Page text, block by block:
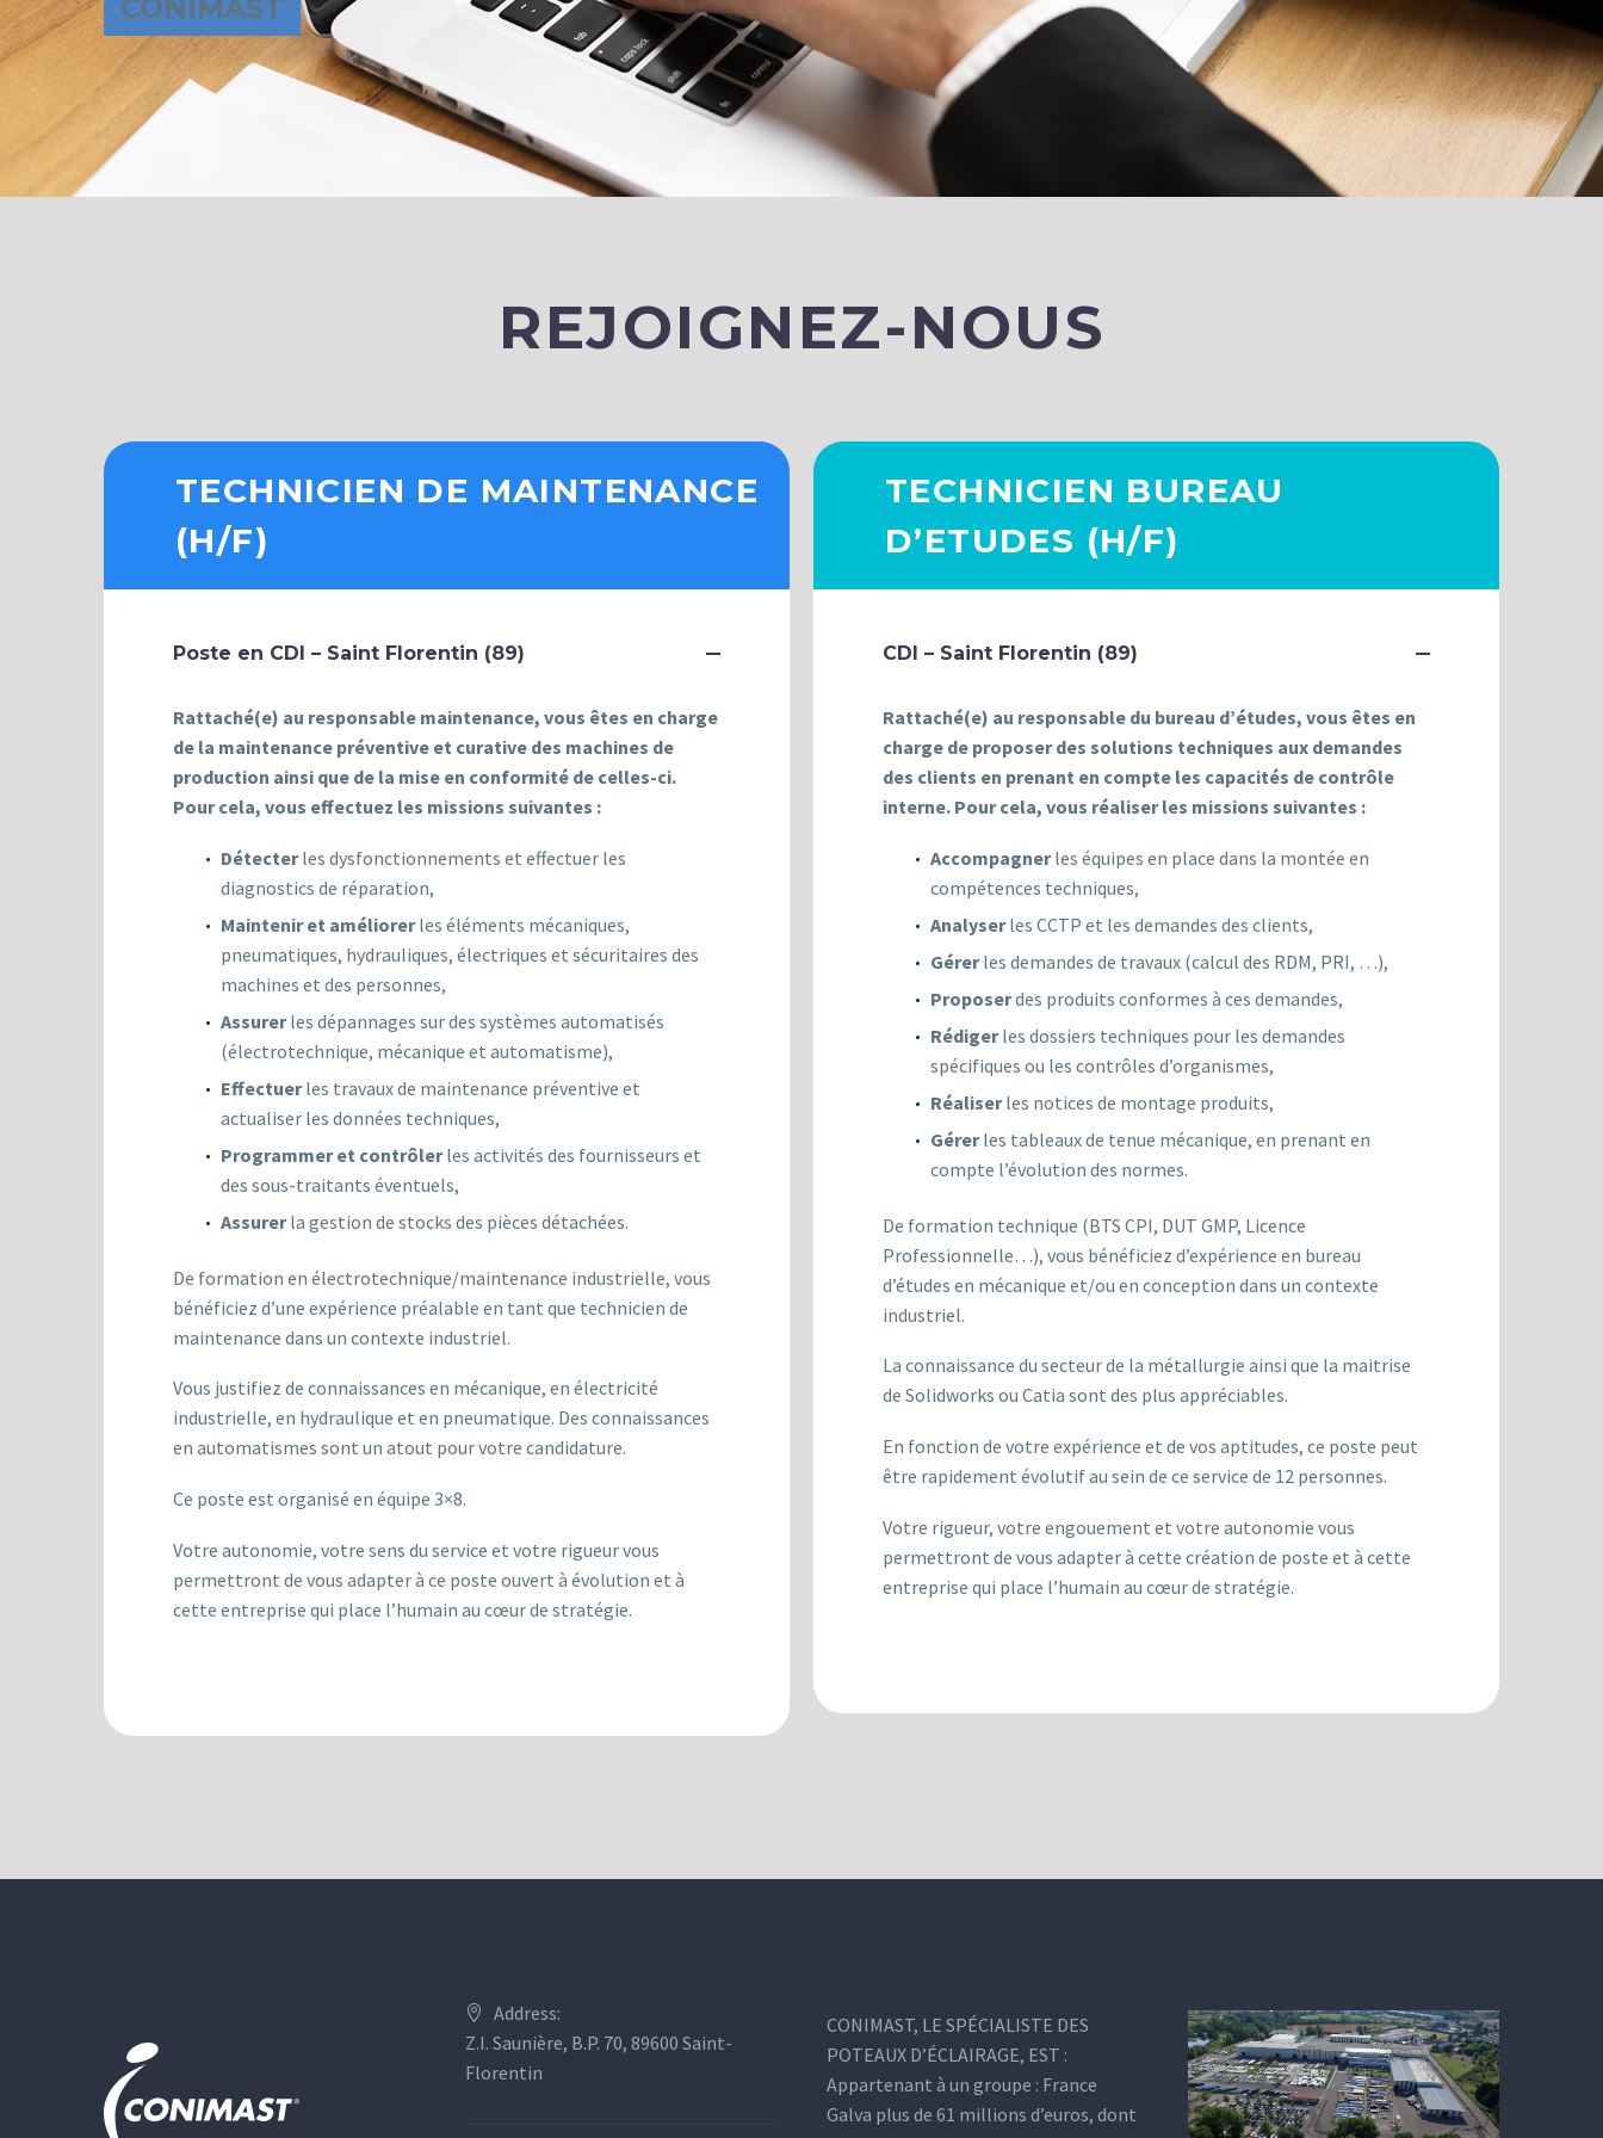
CONIMAST
REJOIGNEZ-NOUS
TECHNICIEN DE MAINTENANCE
(H/F)
Poste en CDI – Saint Florentin (89)
Rattaché(e) au responsable maintenance, vous êtes en charge
de la maintenance préventive et curative des machines de
production ainsi que de la mise en conformité de celles-ci.
Pour cela, vous effectuez les missions suivantes :
Détecterles dysfonctionnements et effectuer les
diagnostics de réparation,
Maintenir et améliorerles éléments mécaniques,
pneumatiques, hydrauliques, électriques et sécuritaires des
machines et des personnes,
Assurerles dépannages sur des systèmes automatisés
(électrotechnique, mécanique et automatisme),
Effectuerles travaux de maintenance préventive et
actualiser les données techniques,
Programmer et contrôlerles activités des fournisseurs et
des sous-traitants éventuels,
Assurerla gestion de stocks des pièces détachées.
De formation en électrotechnique/maintenance industrielle, vous
bénéficiez d’une expérience préalable en tant que technicien de
maintenance dans un contexte industriel.
Vous justifiez de connaissances en mécanique, en électricité
industrielle, en hydraulique et en pneumatique. Des connaissances
en automatismes sont un atout pour votre candidature.
Ce poste est organisé en équipe 3×8.
Votre autonomie, votre sens du service et votre rigueur vous
permettront de vous adapter à ce poste ouvert à évolution et à
cette entreprise qui place l’humain au cœur de stratégie.
TECHNICIEN BUREAU
D’ETUDES (H/F)
CDI – Saint Florentin (89)
Rattaché(e) au responsable du bureau d’études, vous êtes en
charge de proposer des solutions techniques aux demandes
des clients en prenant en compte les capacités de contrôle
interne. Pour cela, vous réaliser les missions suivantes :
Accompagnerles équipes en place dans la montée en
compétences techniques,
Analyserles CCTP et les demandes des clients,
Gérerles demandes de travaux (calcul des RDM, PRI, …),
Proposerdes produits conformes à ces demandes,
Rédigerles dossiers techniques pour les demandes
spécifiques ou les contrôles d’organismes,
Réaliserles notices de montage produits,
Gérerles tableaux de tenue mécanique, en prenant en
compte l’évolution des normes.
De formation technique (BTS CPI, DUT GMP, Licence
Professionnelle…), vous bénéficiez d’expérience en bureau
d’études en mécanique et/ou en conception dans un contexte
industriel.
La connaissance du secteur de la métallurgie ainsi que la maitrise
de Solidworks ou Catia sont des plus appréciables.
En fonction de votre expérience et de vos aptitudes, ce poste peut
être rapidement évolutif au sein de ce service de 12 personnes.
Votre rigueur, votre engouement et votre autonomie vous
permettront de vous adapter à cette création de poste et à cette
entreprise qui place l’humain au cœur de stratégie.
Address:
Z.I. Saunière, B.P. 70, 89600 Saint-
Florentin
CONIMAST, LE SPÉCIALISTE DES
POTEAUX D’ÉCLAIRAGE, EST :
Appartenant à un groupe : France
Galva plus de 61 millions d’euros, dont